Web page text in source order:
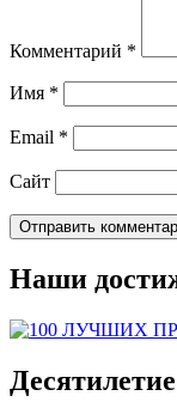
Комментарий *
Имя *
Email *
Сайт
Наши